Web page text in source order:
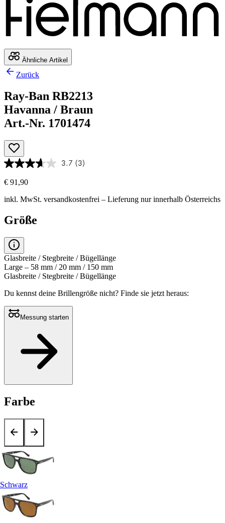
Ähnliche Artikel
Zurück
Ray-Ban RB2213
Havanna / Braun
Art.-Nr. 1701474
3.7 (3)
€ 91,90
inkl. MwSt. versandkostenfrei – Lieferung nur innerhalb Österreichs
Größe
Glasbreite / Stegbreite / Bügellänge
Large – 58 mm / 20 mm / 150 mm
Glasbreite / Stegbreite / Bügellänge
Du kennst deine Brillengröße nicht? Finde sie jetzt heraus:
Messung starten
Farbe
Schwarz